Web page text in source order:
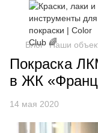
Блог Наши
Покраска
в ЖК
14 мая 2020